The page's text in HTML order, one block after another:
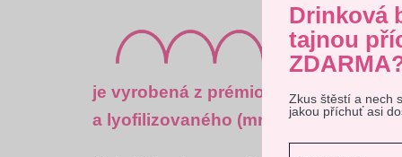
Tento
je vyrobená z prémiové belgické
a lyofilizovaného (mrazem sušeného)
Drinková
tajnou
Zkus štěstí a nech
jakou příchuť asi